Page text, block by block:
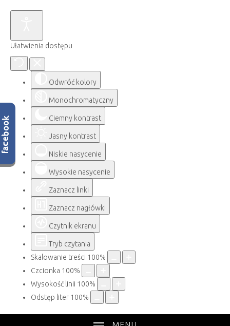
Ułatwienia dostępu
Odwróć kolory
Monochromatyczny
Ciemny kontrast
Jasny kontrast
Niskie nasycenie
Wysokie nasycenie
Zaznacz linki
Zaznacz nagłówki
Czytnik ekranu
Tryb czytania
Skalowanie treści 100%
Czcionka 100%
Wysokość linii 100%
Odstęp liter 100%